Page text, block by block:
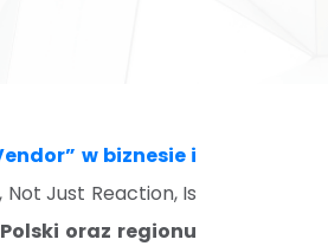
w biznesie i
Just Reaction, Is
oraz regionu